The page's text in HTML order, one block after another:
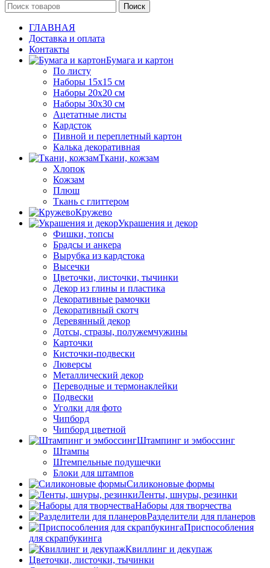
Поиск
ГЛАВНАЯ
Доставка и оплата
Контакты
Бумага и картон
По листу
Наборы 15х15 см
Наборы 20х20 см
Наборы 30х30 см
Ацетатные листы
Кардсток
Пивной и переплетный картон
Калька декоративная
Ткани, кожзам
Хлопок
Кожзам
Плюш
Ткань с глиттером
Кружево
Украшения и декор
Фишки, топсы
Брадсы и анкера
Вырубка из кардстока
Высечки
Цветочки, листочки, тычинки
Декор из глины и пластика
Декоративные рамочки
Декоративный скотч
Деревянный декор
Дотсы, стразы, полужемчужины
Карточки
Кисточки-подвески
Люверсы
Металлический декор
Переводные и термонаклейки
Подвески
Уголки для фото
Чипборд
Чипборд цветной
Штампинг и эмбоссинг
Штампы
Штемпельные подушечки
Блоки для штампов
Силиконовые формы
Ленты, шнуры, резинки
Наборы для творчества
Разделители для планеров
Приспособления
для скрапбукинга
Квиллинг и декупаж
Цветочки, листочки, тычинки